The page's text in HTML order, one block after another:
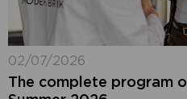
02/07/2026
The complete program